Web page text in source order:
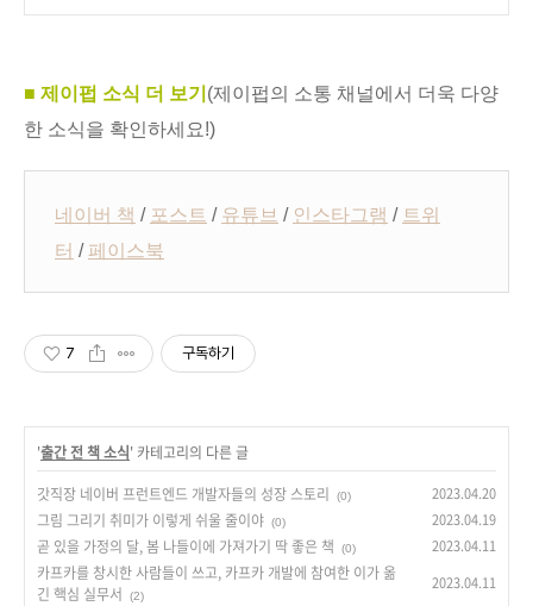
■ 제이펍 소식 더 보기 (제이펍의 소통 채널에서 더욱 다양
한 소식을 확인하세요!)
네이버 책 / 포스트 / 유튜브 / 인스타그램 / 트위
터 /페이스북
7 구독하기
'출간 전 책 소식' 카테고리의 다른 글
갓직장 네이버 프런트엔드 개발자들의 성장 스토리
(0) 2023.04.20
그림 그리기 취미가 이렇게 쉬울 줄이야 (0) 2023.04.19
곧 있을 가정의 달, 봄 나들이에 가져가기 딱 좋은 책 (0) 2023.04.11
카프카를 창시한 사람들이 쓰고, 카프카 개발에 참여한 이가 옮
긴 핵심 실무서
(2)
2023.04.11